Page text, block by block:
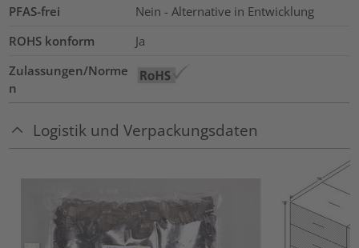
PFAS-frei
Nein - Alternative in Entwicklung
ROHS konform
Ja
Zulassungen/Norme
n
Logistik und Verpackungsdaten